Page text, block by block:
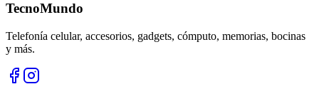
TecnoMundo
Telefonía celular, accesorios, gadgets, cómputo, memorias, bocinas
y más.